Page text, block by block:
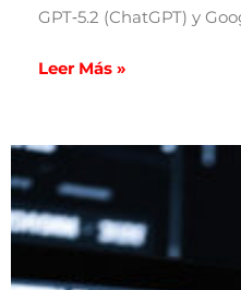
GPT‑5.2 (ChatGPT) y
Leer Más »